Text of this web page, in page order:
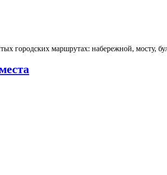
городских маршрутах: набережной, мосту,